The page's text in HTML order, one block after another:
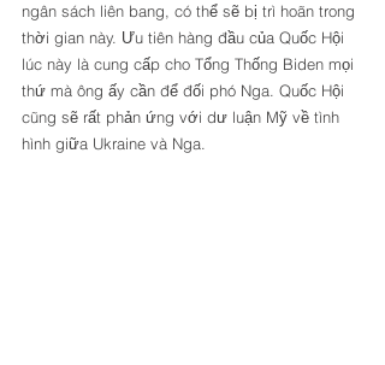
ngân sách liên bang, có thể sẽ bị trì hoãn trong
thời gian này. Ưu tiên hàng đầu của Quốc Hội
lúc này là cung cấp cho Tổng Thống Biden mọi
thứ mà ông ấy cần để đối phó Nga. Quốc Hội
cũng sẽ rất phản ứng với dư luận Mỹ về tình
hình giữa Ukraine và Nga.